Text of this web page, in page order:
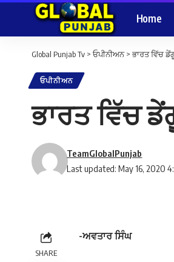
Home
Global Punjab Tv > ਓਪੀਨੀਅਨ> ਭਾਰਤ ਵਿੱਚ
ਓਪੀਨੀਅਨ
ਭਾਰਤ ਵਿੱਚ
Last updated: May 16, 2020
TeamGlobalPunjab
SHARE
-ਅਵਤਾਰ ਸਿੰਘ